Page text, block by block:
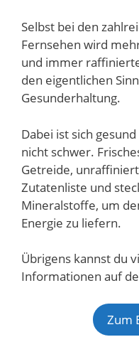
Selbst bei den
Fernsehen wird
und immer
den eigentlichen
Gesunderhaltung.
Dabei ist sich
nicht schwer.
Getreide,
Zutatenliste und
Mineralstoffe, um
Energie zu liefern.
Übrigens kannst du
Informationen auf
Zum